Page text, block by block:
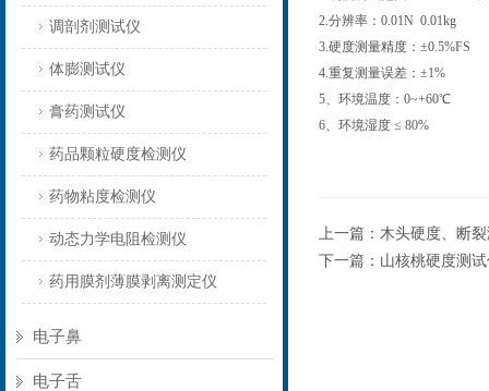
调剖剂测试仪
体膨测试仪
膏药测试仪
药品颗粒硬度检测仪
药物粘度检测仪
动态力学电阻检测仪
药用膜剂薄膜剥离测定仪
电子鼻
电子舌
2.分辨率：0.01N 0.01kg
3.硬度测量精度：±0.5%FS
4.重复测量误差：±1%
5、环境温度：0~+60℃
6、环境湿度 ≤ 80%
上一篇： 木头硬度、断
下一篇： 山核桃硬度测